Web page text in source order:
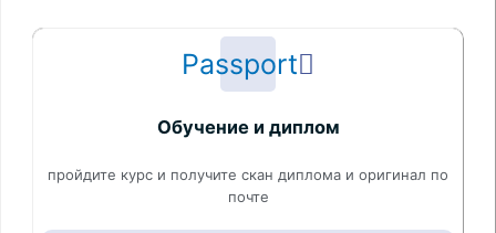
Passport
Обучение и диплом
пройдите курс и получите скан диплома и оригинал по
почте